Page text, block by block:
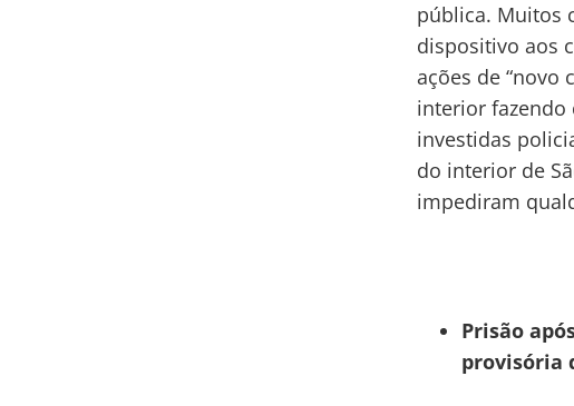
pública. Muitos
dispositivo aos
ações de “novo
interior fazendo
investidas
do interior de
impediram
Prisão
provisória